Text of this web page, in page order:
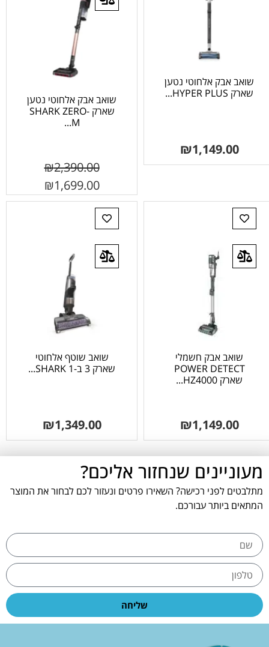
שואב אבק אלחוטי נטען
שארק HYPER PLUS...
₪1,149.00
שואב אבק אלחוטי נטען
שארק SHARK ZERO-
M...
₪2,390.00
₪1,699.00
שואב אבק חשמלי
POWER DETECT
שארק HZ4000...
₪1,149.00
שואב שוטף אלחוטי
שארק 3 ב-1 SHARK...
₪1,349.00
מעוניינים שנחזור אליכם?
מתלבטים לפני רכישה? השאירו פרטים ונעזור לכם לבחור את המוצר
המתאים ביותר עבורכם.
שליחה